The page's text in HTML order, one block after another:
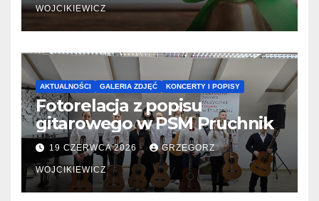
WOJCIKIEWICZ
AKTUALNOŚCI GALERIA ZDJĘĆ KONCERTY I POPISY
Fotorelacja z popisu
gitarowego w PSM Pruchnik
19 CZERWCA 2026 GRZEGORZ
WOJCIKIEWICZ